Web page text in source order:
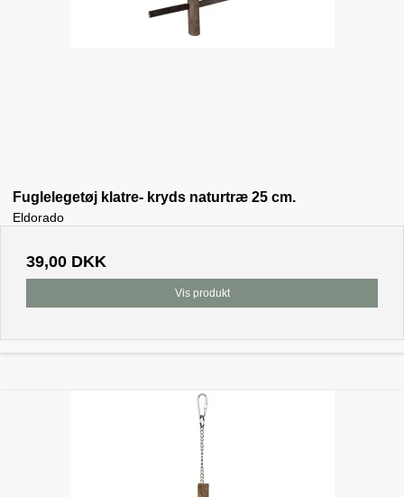
Fuglelegetøj klatre- kryds naturtræ 25 cm.
Eldorado
39,00 DKK
Vis produkt